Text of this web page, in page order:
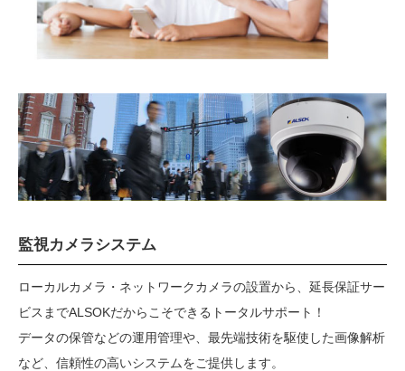
監視カメラシステム
ローカルカメラ・ネットワークカメラの設置から、延長保証サー
ビスまでALSOKだからこそできるトータルサポート！
データの保管などの運用管理や、最先端技術を駆使した画像解析
など、信頼性の高いシステムをご提供します。